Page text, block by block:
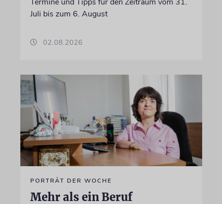
Juli bis zum 6. August
02.08.2026
PORTRÄT DER WOCHE
Mehr als ein Beruf